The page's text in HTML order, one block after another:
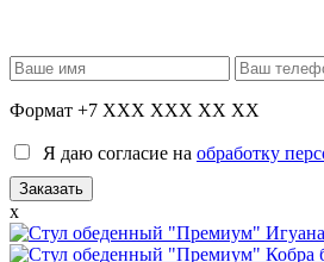
Формат +7 XXX XXX XX XX
Я даю согласие на обработку
x